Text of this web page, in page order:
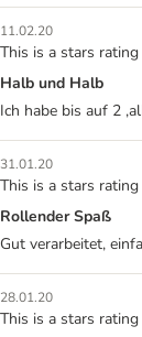
11.02.20
This is a stars
Halb und Halb
Ich habe bis auf 2
31.01.20
This is a stars
Rollender Spaß
Gut verarbeitet,
28.01.20
This is a stars